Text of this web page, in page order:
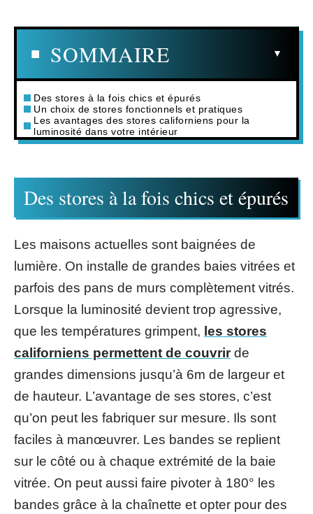
SOMMAIRE
Des stores à la fois chics et épurés
Un choix de stores fonctionnels et pratiques
Les avantages des stores californiens pour la
luminosité dans votre intérieur
Des stores à la fois chics et épurés
Les maisons actuelles sont baignées de
lumière. On installe de grandes baies vitrées et
parfois des pans de murs complètement vitrés.
Lorsque la luminosité devient trop agressive,
que les températures grimpent, les stores
californiens permettent de couvrirde
grandes dimensions jusqu’à 6m de largeur et
de hauteur. L’avantage de ses stores, c’est
qu’on peut les fabriquer sur mesure. Ils sont
faciles à manœuvrer. Les bandes se replient
sur le côté ou à chaque extrémité de la baie
vitrée. On peut aussi faire pivoter à 180° les
bandes grâce à la chaînette et opter pour des